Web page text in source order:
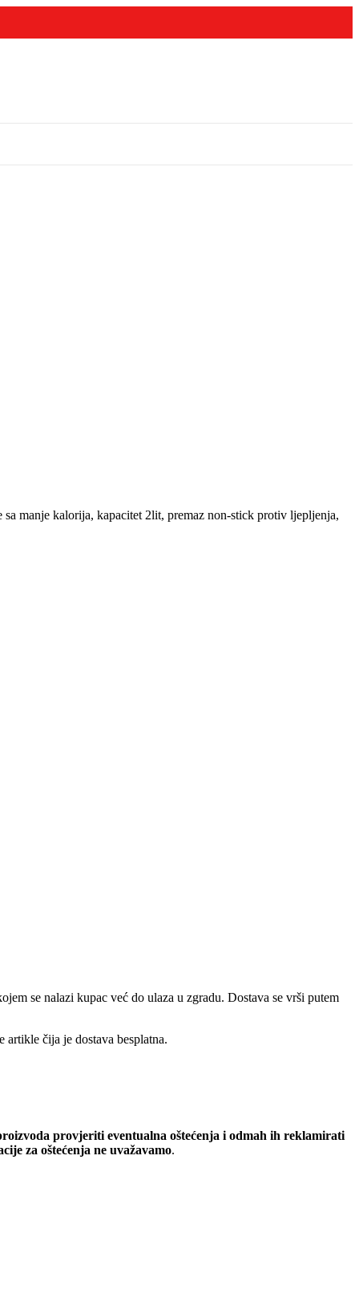
manje kalorija, kapacitet 2lit, premaz non-stick protiv ljepljenja,
se nalazi kupac već do ulaza u zgradu. Dostava se vrši putem
čija je dostava besplatna.
provjeriti eventualna oštećenja i odmah ih reklamirati
za oštećenja ne uvažavamo.